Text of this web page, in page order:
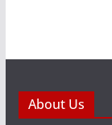
About Us